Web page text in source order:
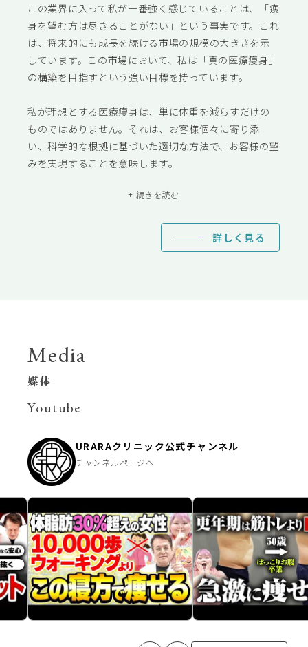
この業界に入って私が一番強く感じていることは、「痩
身を望む方は尽きることがない」という事実です。これ
は、将来的にも成長を続ける市場の規模の大きさを示
しています。この市場において、私は「真の医療痩身」
の構築を目指すという強い目標を持っています。
私が理想とする医療痩身は、単に体重を減らすだけの
ものではありません。それは、お客様個々に寄り添
い、科学的な根拠に基づいた適切な方法で、お客様の望
みを実現することを意味します。
+ 続きを読む
詳しく見る
Media
媒体
Youtube
URARAクリニック公式チャンネル
チャンネルページへ